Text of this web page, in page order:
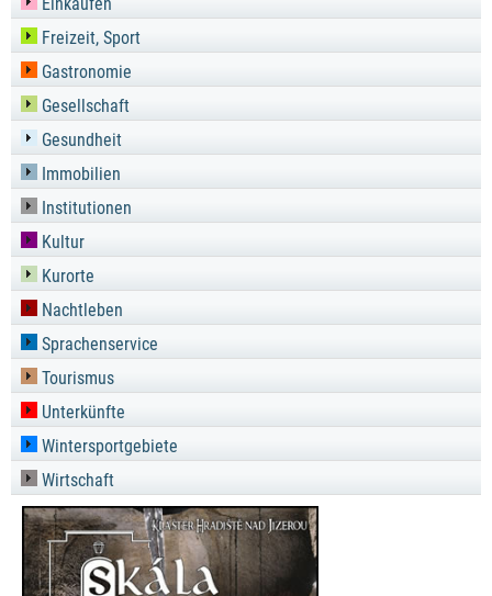
Freizeit, Sport
Gastronomie
Gesellschaft
Gesundheit
Immobilien
Institutionen
Kultur
Kurorte
Nachtleben
Sprachenservice
Tourismus
Unterkünfte
Wintersportgebiete
Wirtschaft